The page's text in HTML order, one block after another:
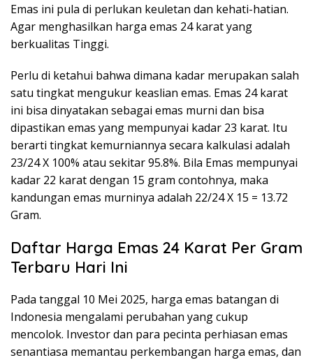
Emas ini pula di perlukan keuletan dan kehati-hatian.
Agar menghasilkan harga emas 24 karat yang
berkualitas Tinggi.
Perlu di ketahui bahwa dimana kadar merupakan salah
satu tingkat mengukur keaslian emas. Emas 24 karat
ini bisa dinyatakan sebagai emas murni dan bisa
dipastikan emas yang mempunyai kadar 23 karat. Itu
berarti tingkat kemurniannya secara kalkulasi adalah
23/24 X 100% atau sekitar 95.8%. Bila Emas mempunyai
kadar 22 karat dengan 15 gram contohnya, maka
kandungan emas murninya adalah 22/24 X 15 = 13.72
Gram.
Daftar Harga Emas 24 Karat Per Gram
Terbaru Hari Ini
Pada tanggal 10 Mei 2025, harga emas batangan di
Indonesia mengalami perubahan yang cukup
mencolok. Investor dan para pecinta perhiasan emas
senantiasa memantau perkembangan harga emas, dan